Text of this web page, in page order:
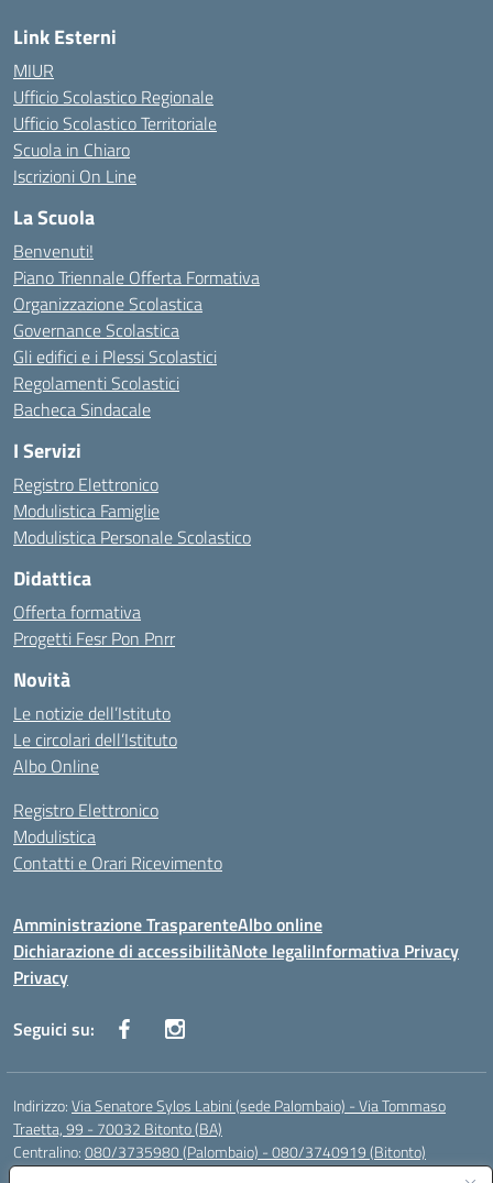
Link Esterni
MIUR
Ufficio Scolastico Regionale
Ufficio Scolastico Territoriale
Scuola in Chiaro
Iscrizioni On Line
La Scuola
Benvenuti!
Piano Triennale Offerta Formativa
Organizzazione Scolastica
Governance Scolastica
Gli edifici e i Plessi Scolastici
Regolamenti Scolastici
Bacheca Sindacale
I Servizi
Registro Elettronico
Modulistica Famiglie
Modulistica Personale Scolastico
Didattica
Offerta formativa
Progetti Fesr Pon Pnrr
Novità
Le notizie dell’Istituto
Le circolari dell’Istituto
Albo Online
Registro Elettronico
Modulistica
Contatti e Orari Ricevimento
Amministrazione TrasparenteAlbo online
Dichiarazione di accessibilitàNote legaliInformativa Privacy
Privacy
Seguici su:
Indirizzo:Via Senatore Sylos Labini (sede Palombaio) - Via Tommaso
Traetta, 99 - 70032 Bitonto (BA)
Centralino:080/3735980 (Palombaio) - 080/3740919 (Bitonto)
Email: